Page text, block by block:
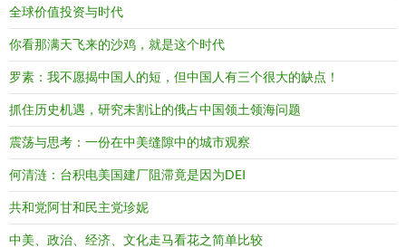
全球价值投资与时代
你看那满天飞来的沙鸡，就是这个时代
罗素：我不愿揭中国人的短，但中国人有三个很大的缺点！
抓住历史机遇，研究未割让的俄占中国领土领海问题
震荡与思考：一份在中美缝隙中的城市观察
何清涟：台积电美国建厂阻滞竟是因为DEI
共和党阿甘和民主党珍妮
中美、政治、经济、文化走马看花之简单比较